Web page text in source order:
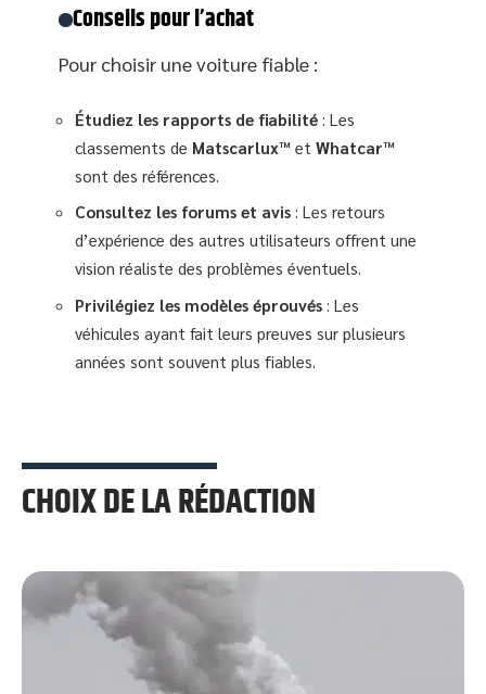
Conseils pour l’achat
Pour choisir une voiture fiable :
Étudiez les rapports de fiabilité : Les
classements de Matscarlux™ et Whatcar™
sont des références.
Consultez les forums et avis : Les retours
d’expérience des autres utilisateurs offrent une
vision réaliste des problèmes éventuels.
Privilégiez les modèles éprouvés : Les
véhicules ayant fait leurs preuves sur plusieurs
années sont souvent plus fiables.
CHOIX DE LA RÉDACTION